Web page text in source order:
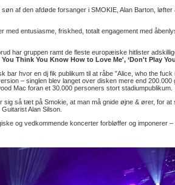
, søn af den afdøde forsanger i SMOKIE, Alan Barton,
med entusiasme, friskhed, totalt engagement med
har gruppen ramt de fleste europæiske hitlister
You Think You Know How to Love Me', ‘Don't Play
bar hvor en dj fik publikum til at råbe ”Alice, who the
– singlen blev langet over disken mere end
Mac foran et 30.000 personers stort stadiumpublikum.
sig så tæt på Smokie, at man må gnide øjne & ører, for
Alan Silson.
og vedkommende koncerter forbløffer og imponerer